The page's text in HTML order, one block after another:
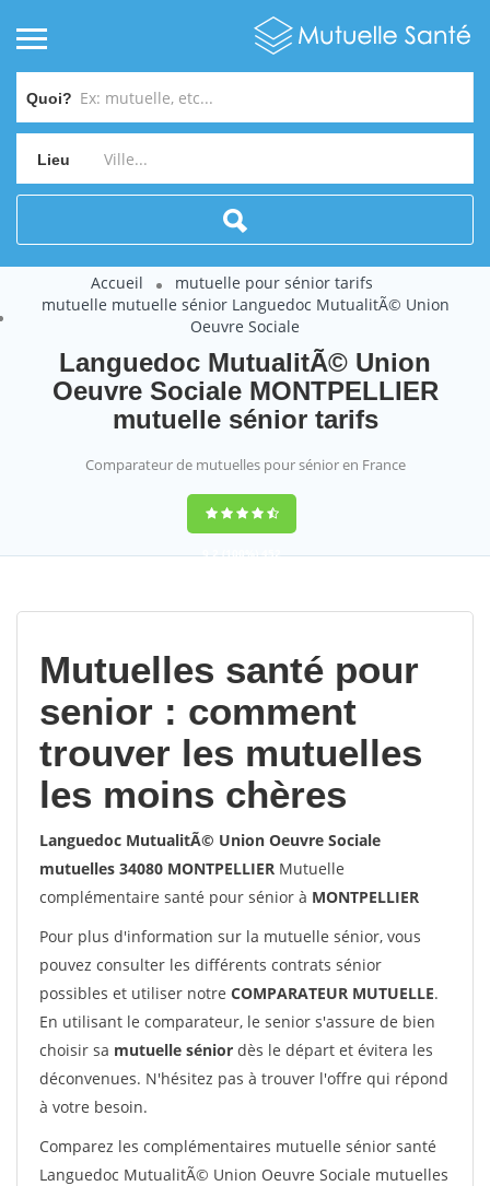
Quoi?
Lieu
Accueil
mutuelle pour sénior tarifs
mutuelle mutuelle sénior Languedoc MutualitÃ© Union
Oeuvre Sociale
Languedoc MutualitÃ© Union
Oeuvre Sociale MONTPELLIER
mutuelle sénior tarifs
Comparateur de mutuelles pour sénior en France
9,2(100%)452
Mutuelles santé pour
senior : comment
trouver les mutuelles
les moins chères
Languedoc MutualitÃ© Union Oeuvre Sociale
mutuelles 34080 MONTPELLIER Mutuelle
complémentaire santé pour sénior à MONTPELLIER
Pour plus d'information sur la mutuelle sénior, vous
pouvez consulter les différents contrats sénior
possibles et utiliser notre COMPARATEUR MUTUELLE.
En utilisant le comparateur, le senior s'assure de bien
choisir sa mutuelle sénior dès le départ et évitera les
déconvenues. N'hésitez pas à trouver l'offre qui répond
à votre besoin.
Comparez les complémentaires mutuelle sénior santé
Languedoc MutualitÃ© Union Oeuvre Sociale mutuelles